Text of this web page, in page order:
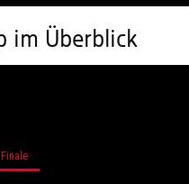
im Überblick
Finale